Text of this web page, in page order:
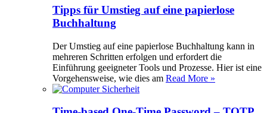
Tipps für Umstieg auf eine papierlose
Buchhaltung
Der Umstieg auf eine papierlose Buchhaltung kann in
mehreren Schritten erfolgen und erfordert die
Einführung geeigneter Tools und Prozesse. Hier ist eine
Vorgehensweise, wie dies am Read More »